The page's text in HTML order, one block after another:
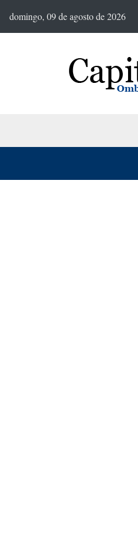
domingo, 09 de agosto de 2026